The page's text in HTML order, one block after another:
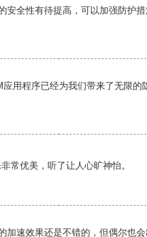
安全性有待提高，可以加强防护
应用程序已经为我们带来了无限的
常优美，听了让人心旷神怡。
加速效果还是不错的，但偶尔也